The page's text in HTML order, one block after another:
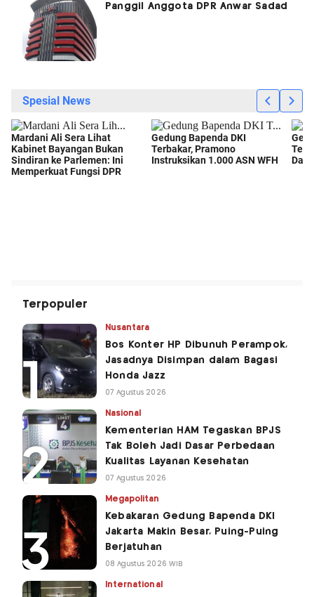
Panggil Anggota DPR Anwar Sadad
Terpopuler
Nusantara
Bos Konter HP Dibunuh Perampok,
Jasadnya Disimpan dalam Bagasi
Honda Jazz
07 Agustus 2026
Nasional
Kementerian HAM Tegaskan BPJS
Tak Boleh Jadi Dasar Perbedaan
Kualitas Layanan Kesehatan
07 Agustus 2026
Megapolitan
Kebakaran Gedung Bapenda DKI
Jakarta Makin Besar, Puing-Puing
Berjatuhan
08 Agustus 2026 WIB
International